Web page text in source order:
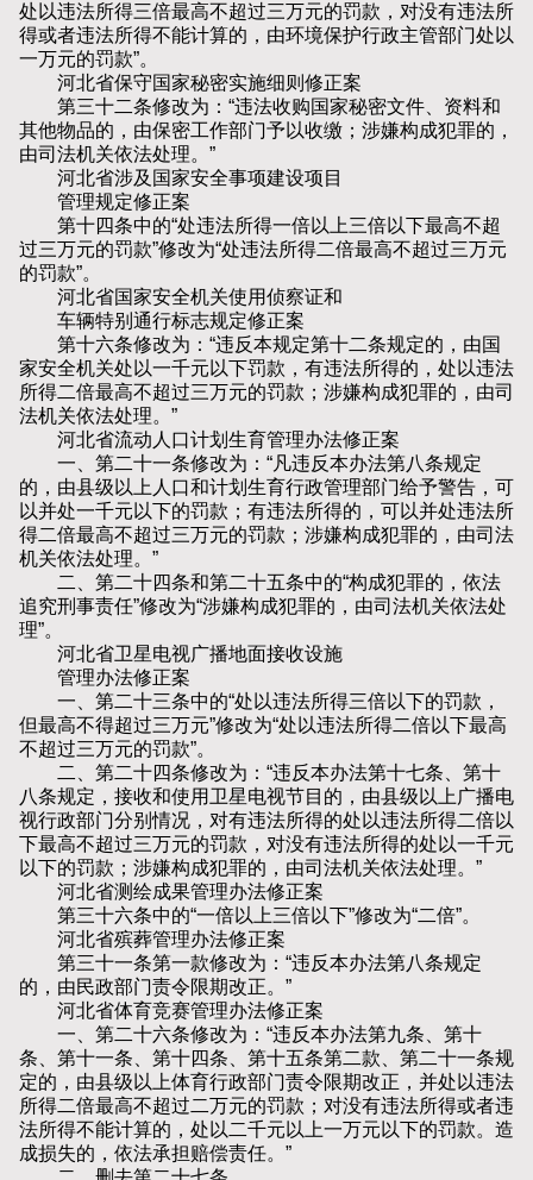
处以违法所得三倍最高不超过三万元的罚款，对没有违法所
得或者违法所得不能计算的，由环境保护行政主管部门处以
一万元的罚款”。
河北省保守国家秘密实施细则修正案
第三十二条修改为：“违法收购国家秘密文件、资料和
其他物品的，由保密工作部门予以收缴；涉嫌构成犯罪的，
由司法机关依法处理。”
河北省涉及国家安全事项建设项目
管理规定修正案
第十四条中的“处违法所得一倍以上三倍以下最高不超
过三万元的罚款”修改为“处违法所得二倍最高不超过三万元
的罚款”。
河北省国家安全机关使用侦察证和
车辆特别通行标志规定修正案
第十六条修改为：“违反本规定第十二条规定的，由国
家安全机关处以一千元以下罚款，有违法所得的，处以违法
所得二倍最高不超过三万元的罚款；涉嫌构成犯罪的，由司
法机关依法处理。”
河北省流动人口计划生育管理办法修正案
一、第二十一条修改为：“凡违反本办法第八条规定
的，由县级以上人口和计划生育行政管理部门给予警告，可
以并处一千元以下的罚款；有违法所得的，可以并处违法所
得二倍最高不超过三万元的罚款；涉嫌构成犯罪的，由司法
机关依法处理。”
二、第二十四条和第二十五条中的“构成犯罪的，依法
追究刑事责任”修改为“涉嫌构成犯罪的，由司法机关依法处
理”。
河北省卫星电视广播地面接收设施
管理办法修正案
一、第二十三条中的“处以违法所得三倍以下的罚款，
但最高不得超过三万元”修改为“处以违法所得二倍以下最高
不超过三万元的罚款”。
二、第二十四条修改为：“违反本办法第十七条、第十
八条规定，接收和使用卫星电视节目的，由县级以上广播电
视行政部门分别情况，对有违法所得的处以违法所得二倍以
下最高不超过三万元的罚款，对没有违法所得的处以一千元
以下的罚款；涉嫌构成犯罪的，由司法机关依法处理。”
河北省测绘成果管理办法修正案
第三十六条中的“一倍以上三倍以下”修改为“二倍”。
河北省殡葬管理办法修正案
第三十一条第一款修改为：“违反本办法第八条规定
的，由民政部门责令限期改正。”
河北省体育竞赛管理办法修正案
一、第二十六条修改为：“违反本办法第九条、第十
条、第十一条、第十四条、第十五条第二款、第二十一条规
定的，由县级以上体育行政部门责令限期改正，并处以违法
所得二倍最高不超过二万元的罚款；对没有违法所得或者违
法所得不能计算的，处以二千元以上一万元以下的罚款。造
成损失的，依法承担赔偿责任。”